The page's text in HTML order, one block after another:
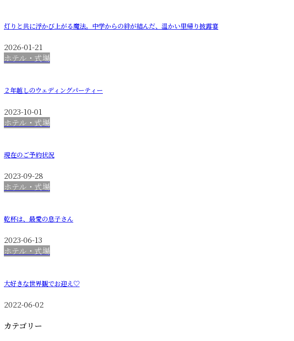
灯りと共に浮かび上がる魔法。中学からの絆が結んだ、温かい里帰り披露宴
2026-01-21
ホテル・式場
２年越しのウェディングパーティー
2023-10-01
ホテル・式場
現在のご予約状況
2023-09-28
ホテル・式場
乾杯は、最愛の息子さん
2023-06-13
ホテル・式場
大好きな世界観でお迎え♡
2022-06-02
カテゴリー